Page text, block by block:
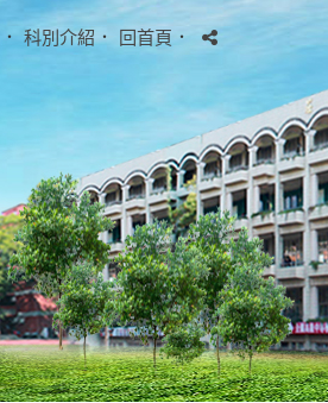
． 科別介紹． 回首頁．